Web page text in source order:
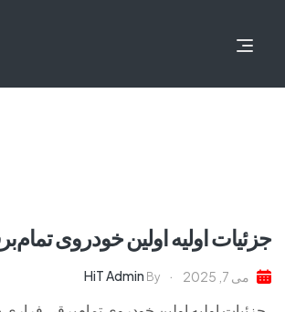
جزئیات اولیه اولین خودروی
می 7, 2025 By
HiT Admin